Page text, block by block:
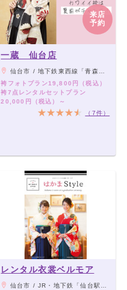
来店
予約
一蔵 仙台店
仙台市 / 地下鉄東西線「青森通り一番町駅」南1出口より徒歩1分
袴フォトプラン19,800円（税込）
袴7点レンタルセットプラン
20,000円（税込）～
（7件）
レンタル衣裳ベルモア
仙台市 / JR・地下鉄「仙台駅」より徒歩5分